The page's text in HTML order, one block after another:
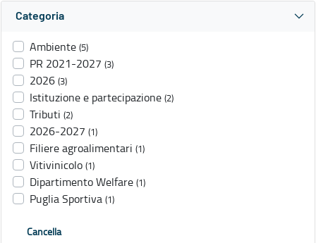
Categoria
Ambiente (5)
PR 2021-2027 (3)
2026 (3)
Istituzione e partecipazione (2)
Tributi (2)
2026-2027 (1)
Filiere agroalimentari (1)
Vitivinicolo (1)
Dipartimento Welfare (1)
Puglia Sportiva (1)
Cancella